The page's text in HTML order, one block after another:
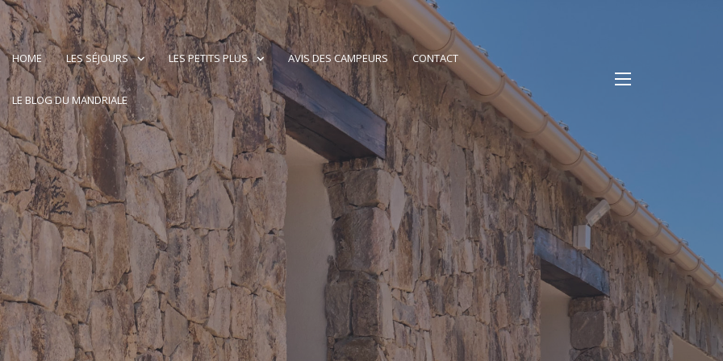
HOME LES SÉJOURS LES PETITS PLUS AVIS DES CAMPEURS CONTACT
LE BLOG DU MANDRIALE